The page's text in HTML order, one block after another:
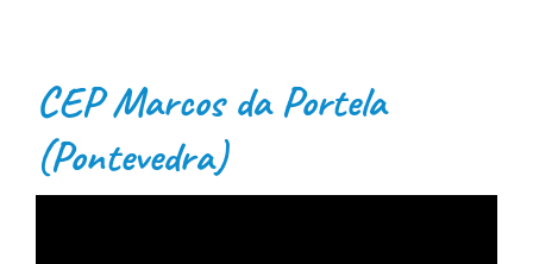
CEP Marcos da Portela
(Pontevedra)